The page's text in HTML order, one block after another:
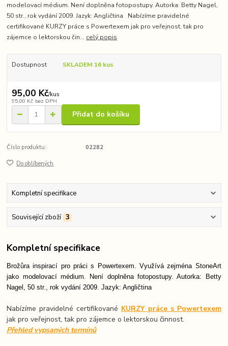
modelovací médium. Není doplněna fotopostupy. Autorka: Betty Nagel,
50 str., rok vydání 2009. Jazyk: Angličtina Nabízíme pravidelné
certifikované KURZY práce s Powertexem jak pro veřejnost, tak pro
zájemce o lektorskou čin... celý popis
Dostupnost SKLADEM 16 kus
95,00 Kč/kus
95,00 Kč bez DPH
Přidat do košíku
Číslo produktu: 02282
Do oblíbených
Kompletní specifikace
Související zboží 3
Kompletní specifikace
Brožůra inspirací pro práci s Powertexem. Využívá zejména StoneArt
jako modelovací médium. Není doplněna fotopostupy. Autorka: Betty
Nagel, 50 str., rok vydání 2009. Jazyk: Angličtina
Nabízíme pravidelné certifikované KURZY práce s Powertexem
jak pro veřejnost, tak pro zájemce o lektorskou činnost.
Přehled vypsaných termínů